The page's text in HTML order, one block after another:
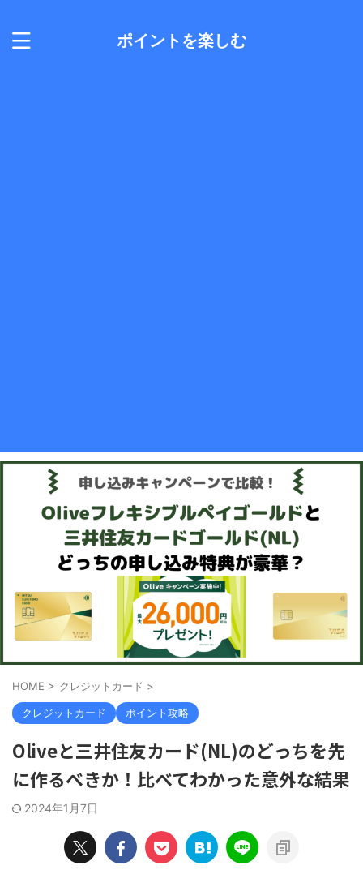
ポイントを楽しむ
HOME > クレジットカード >
クレジットカード ポイント攻略
Oliveと三井住友カード(NL)のどっちを先
に作るべきか！比べてわかった意外な結果
2024年1月7日